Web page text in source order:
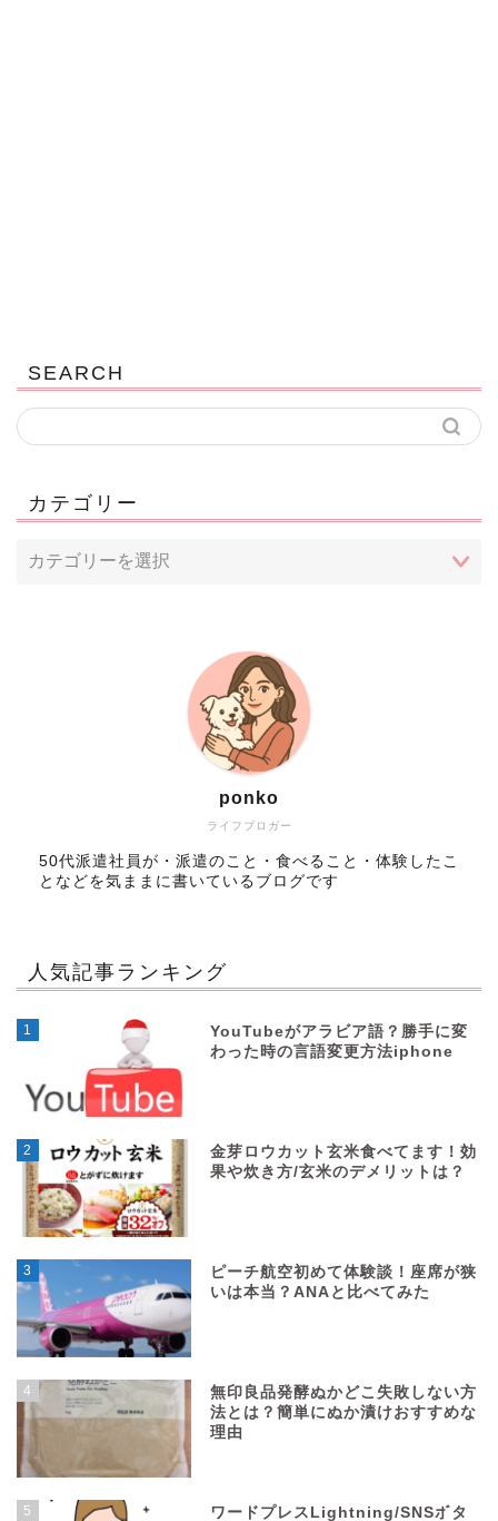
SEARCH
カテゴリー
ライフブロガー
ponko
50代派遣社員が・派遣のこと・食べること・体験したこ
となどを気ままに書いているブログです
人気記事ランキング
1
YouTubeがアラビア語？勝手に変
わった時の言語変更方法iphone
2
金芽ロウカット玄米食べてます！効
果や炊き方/玄米のデメリットは？
3
ピーチ航空初めて体験談！座席が狭
いは本当？ANAと比べてみた
4
無印良品発酵ぬかどこ失敗しない方
法とは？簡単にぬか漬けおすすめな
理由
5 ワードプレスLightning/SNSボタ
Contact
Sitemap